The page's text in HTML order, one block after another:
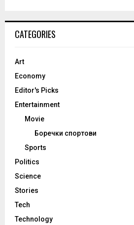
CATEGORIES
Art
Economy
Editor's Picks
Entertainment
Movie
Боречки спортови
Sports
Politics
Science
Stories
Tech
Technology